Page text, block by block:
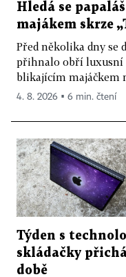
Hledá se
majákem skrze
Před několika dny se
přihnalo obří luxusní
blikajícím majáčkem
4. 8. 2026 ▪ 6 min. čtení
Týden s
skládačky
době